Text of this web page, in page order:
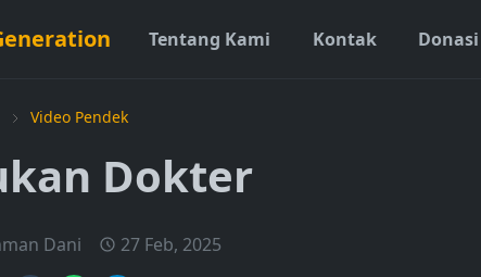
Tentang Kami Kontak Donasi
Video Pendek
Dokter
Dani 27 Feb, 2025